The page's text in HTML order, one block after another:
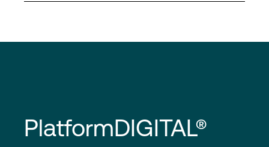
PlatformDIGITAL®